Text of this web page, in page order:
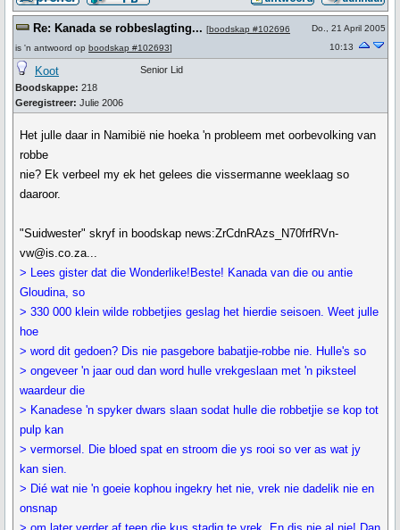
Re: Kanada se robbeslagting... [boodskap #102696
is 'n antwoord op boodskap #102693]
Do., 21 April 2005
10:13
Koot
Boodskappe: 218
Geregistreer: Julie 2006
Senior Lid
Het julle daar in Namibië nie hoeka 'n probleem met oorbevolking van
robbe
nie? Ek verbeel my ek het gelees die vissermanne weeklaag so
daaroor.
"Suidwester" skryf in boodskap news:ZrCdnRAzs_N70frfRVn-
vw@is.co.za...
> Lees gister dat die Wonderlike!Beste! Kanada van die ou antie
Gloudina, so
> 330 000 klein wilde robbetjies geslag het hierdie seisoen. Weet julle
hoe
> word dit gedoen? Dis nie pasgebore babatjie-robbe nie. Hulle's so
> ongeveer 'n jaar oud dan word hulle vrekgeslaan met 'n piksteel
waardeur die
> Kanadese 'n spyker dwars slaan sodat hulle die robbetjie se kop tot
pulp kan
> vermorsel. Die bloed spat en stroom die ys rooi so ver as wat jy
kan sien.
> Dié wat nie 'n goeie kophou ingekry het nie, vrek nie dadelik nie en
onsnap